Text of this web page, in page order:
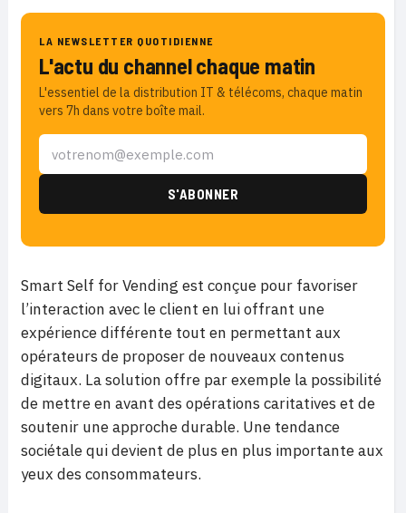
LA NEWSLETTER QUOTIDIENNE
L'actu du channel chaque matin
L'essentiel de la distribution IT & télécoms, chaque matin
vers 7h dans votre boîte mail.
Smart Self for Vending est conçue pour favoriser
l’interaction avec le client en lui offrant une
expérience différente tout en permettant aux
opérateurs de proposer de nouveaux contenus
digitaux. La solution offre par exemple la possibilité
de mettre en avant des opérations caritatives et de
soutenir une approche durable. Une tendance
sociétale qui devient de plus en plus importante aux
yeux des consommateurs.